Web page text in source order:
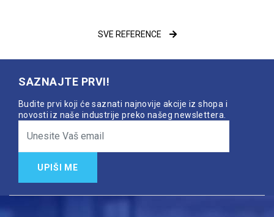
SVE REFERENCE
SAZNAJTE PRVI!
Budite prvi koji će saznati najnovije akcije iz shopa i
novosti iz naše industrije preko našeg newslettera.
UPIŠI ME